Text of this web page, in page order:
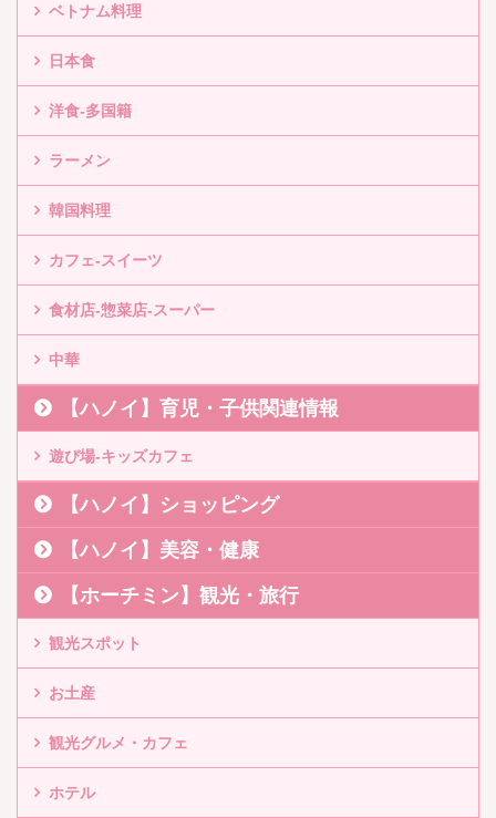
ベトナム料理
日本食
洋食-多国籍
ラーメン
韓国料理
カフェ-スイーツ
食材店-惣菜店-スーパー
中華
【ハノイ】育児・子供関連情報
遊び場-キッズカフェ
【ハノイ】ショッピング
【ハノイ】美容・健康
【ホーチミン】観光・旅行
観光スポット
お土産
観光グルメ・カフェ
ホテル